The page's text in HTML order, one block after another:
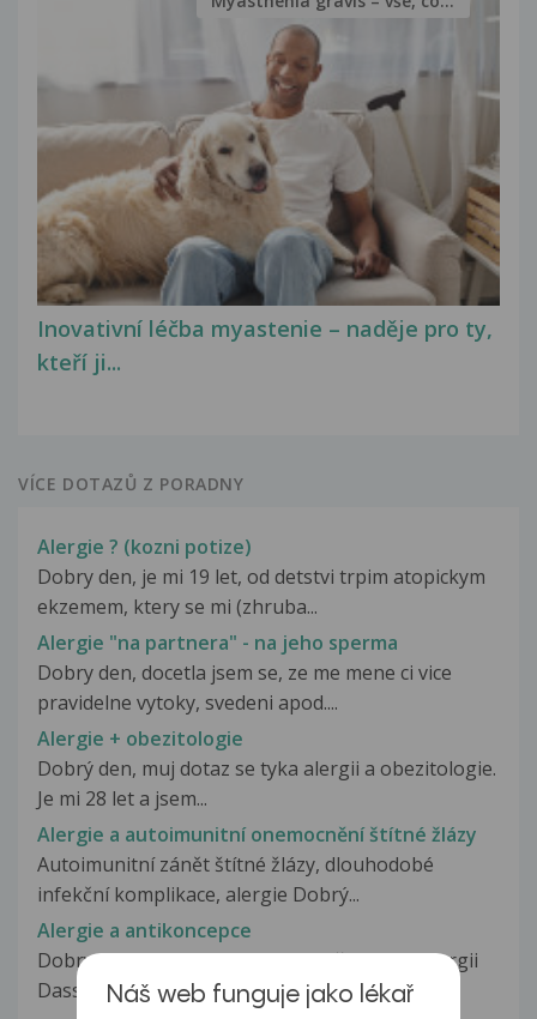
Inovativní léčba myastenie – naděje pro ty,
kteří ji...
VÍCE DOTAZŮ Z PORADNY
Alergie ? (kozni potize)
Dobry den, je mi 19 let, od detstvi trpim atopickym
ekzemem, ktery se mi (zhruba...
Alergie "na partnera" - na jeho sperma
Dobry den, docetla jsem se, ze me mene ci vice
pravidelne vytoky, svedeni apod....
Alergie + obezitologie
Dobrý den, muj dotaz se tyka alergii a obezitologie.
Je mi 28 let a jsem...
Alergie a autoimunitní onemocnění štítné žlázy
Autoimunitní zánět štítné žlázy, dlouhodobé
infekční komplikace, alergie Dobrý...
Alergie a antikoncepce
Dobry den, chtela jsem se zeptat či léky na alergii
Dasselta 5mg mohou snižovat...
Náš web funguje jako lékař